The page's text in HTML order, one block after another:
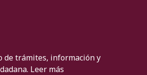
de trámites, información y
Leer más